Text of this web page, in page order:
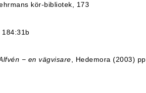
kör-bibliotek, 173
184:31b
− en vägvisare , Hedemora (2003) pp.